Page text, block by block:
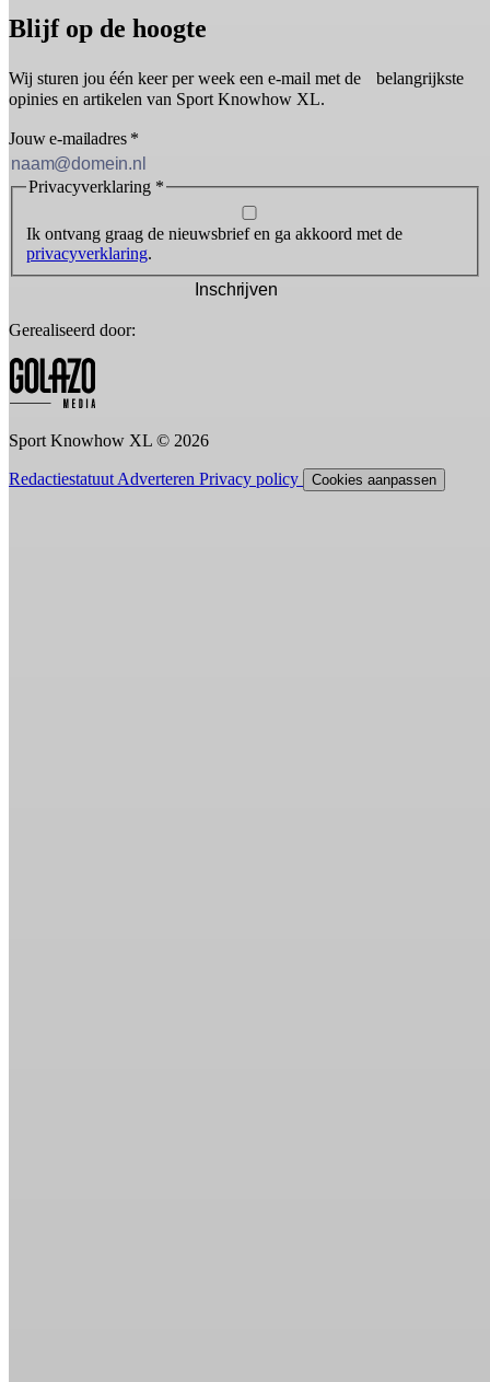
Blijf op de hoogte
Wij sturen jou één keer per week een e-mail met de belangrijkste
opinies en artikelen van Sport Knowhow XL.
Jouw e-mailadres *
Privacyverklaring *
Ik ontvang graag de nieuwsbrief en ga akkoord met de
privacyverklaring.
Inschrijven
Gerealiseerd door:
Sport Knowhow XL © 2026
Redactiestatuut Adverteren Privacy policy Cookies aanpassen